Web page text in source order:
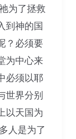
为了拯救
到神的国
？必须要
为中心来
必须以耶
世界分别
以天国为
人是为了